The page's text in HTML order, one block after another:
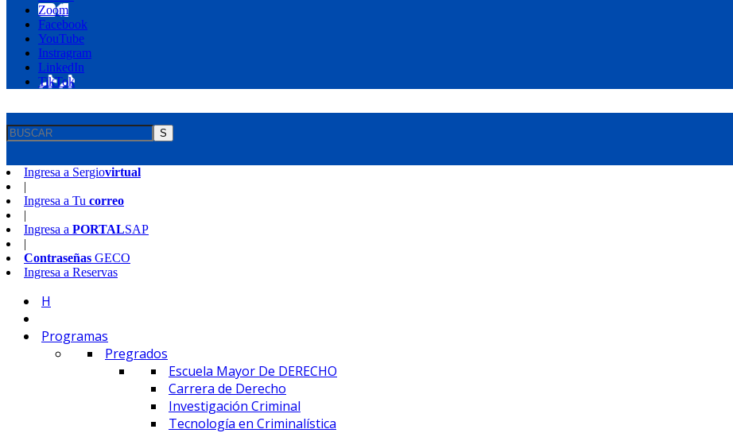
Zoom
Facebook
YouTube
Instragram
LinkedIn
TikTok
S
Ingresa a Sergiovirtual
|
Ingresa a Tu correo
|
Ingresa a PORTALSAP
|
Contraseñas GECO
Ingresa a Reservas
H
Programas
Pregrados
Escuela Mayor De DERECHO
Carrera de Derecho
Investigación Criminal
Tecnología en Criminalística